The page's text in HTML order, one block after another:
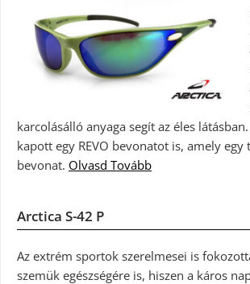
karcolásálló anyaga segít az éles
kapott egy REVO bevonatot is, amely
bevonat. Olvasd Tovább
Arctica S-42 P
Az extrém sportok szerelmesei is
szemük egészségére is, hiszen a káros